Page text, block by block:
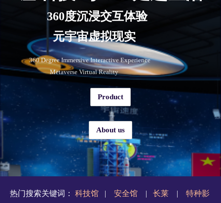
360度沉浸交互体验
元宇宙虚拟现实
360 Degree Immersive Interactive Experience
Metaverse Virtual Reality
Product
About us
热门搜索关键词： 科技馆 | 安全馆 | 长莱 | 特种影